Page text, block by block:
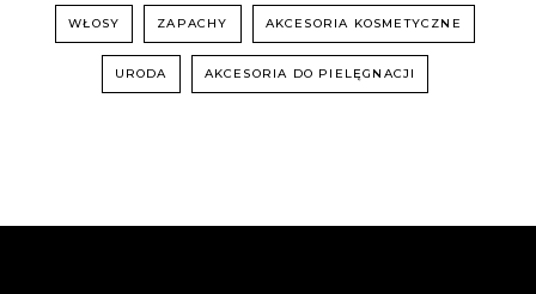
WŁOSY ZAPACHY AKCESORIA KOSMETYCZNE
URODA AKCESORIA DO PIELĘGNACJI